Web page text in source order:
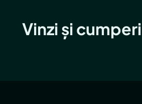
Vinzi și